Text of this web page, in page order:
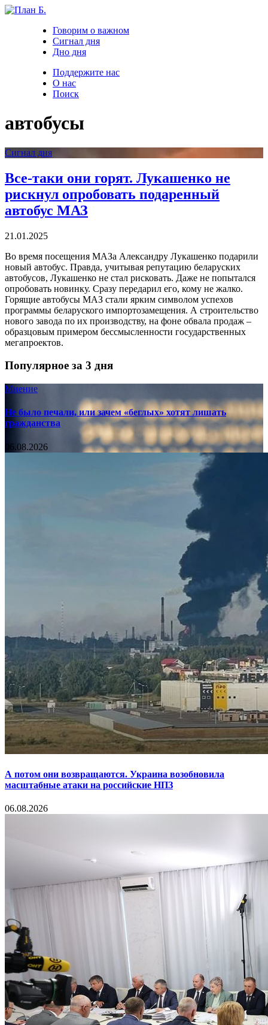
Говорим о важном
Сигнал дня
Дно дня
Поддержите нас
О нас
Поиск
автобусы
Сигнал дня
Все-таки они горят. Лукашенко не
рискнул опробовать подаренный
автобус МАЗ
21.01.2025
Во время посещения МАЗа Александру Лукашенко подарили
новый автобус. Правда, учитывая репутацию беларуских
автобусов, Лукашенко не стал рисковать. Даже не попытался
опробовать новинку. Сразу передарил его, кому не жалко.
Горящие автобусы МАЗ стали ярким символом успехов
программы беларуского импортозамещения. А строительство
нового завода по их производству, на фоне обвала продаж –
образцовым примером бессмысленности государственных
мегапроектов.
Популярное за 3 дня
Мнение
Не было печали, или зачем «беглых» хотят лишать
гражданства
06.08.2026
А потом они возвращаются. Украина возобновила
масштабные атаки на российские НПЗ
06.08.2026